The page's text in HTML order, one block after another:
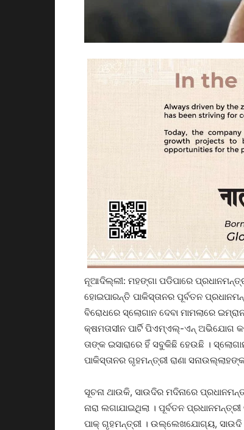
ନୂଆଦିଲ୍ଲୀ: ମହଙ୍ଗା ପଡିପାରେ
ହୋଇପାରନ୍ତି ପାକିସ୍ତାନର ପୂର୍ବତନ
ବିରୋଧରେ ସ୍ଲୋଗାନ ଦେବା ମାମଲାରେ
କ୍ଷମତାସୀନ ପାର୍ଟି ପିଏମ୍ଏଲ୍-ଏନ୍‌ ଅଭିଯୋଗ
ତାଙ୍କ ଇସାରାରେ ହିଁ ସବୁକିଛି ହେଉଛି ।
ପାକିସ୍ତାନର ଗୃହମନ୍ତ୍ରୀ ରାଣା
ସୂଚନା ଥାଉକି, ସାଉଦିର ମଦିନାରେ
ନାରା ଲଗାଯାଇଥିଲା । ପୂର୍ବତନ
ପାକ୍‌ ଗୃହମନ୍ତ୍ରୀ । ଉଲ୍ଲେଖଯୋଗ୍ୟ,